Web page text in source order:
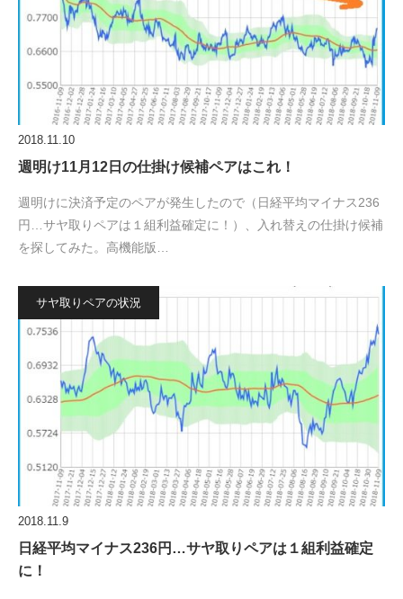
2018.11.10
週明け11月12日の仕掛け候補ペアはこれ！
週明けに決済予定のペアが発生したので（日経平均マイナス236
円…サヤ取りペアは１組利益確定に！）、入れ替えの仕掛け候補
を探してみた。高機能版…
サヤ取りペアの状況
2018.11.9
日経平均マイナス236円…サヤ取りペアは１組利益確定
に！